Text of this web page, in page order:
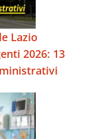
Lazio
2026: 13